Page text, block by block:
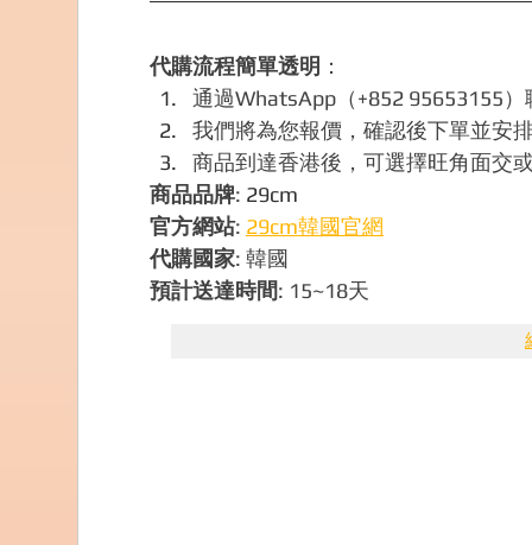
代購流程簡單透明 ：
通過WhatsApp（+852 95653155
我們將為您報價，確認後下單並安
商品到達香港後，可選擇旺角面交
商品品牌: 29cm
官方網站: 29cm韓國官網
代購國家: 韓國
預計送達時間: 15~18天